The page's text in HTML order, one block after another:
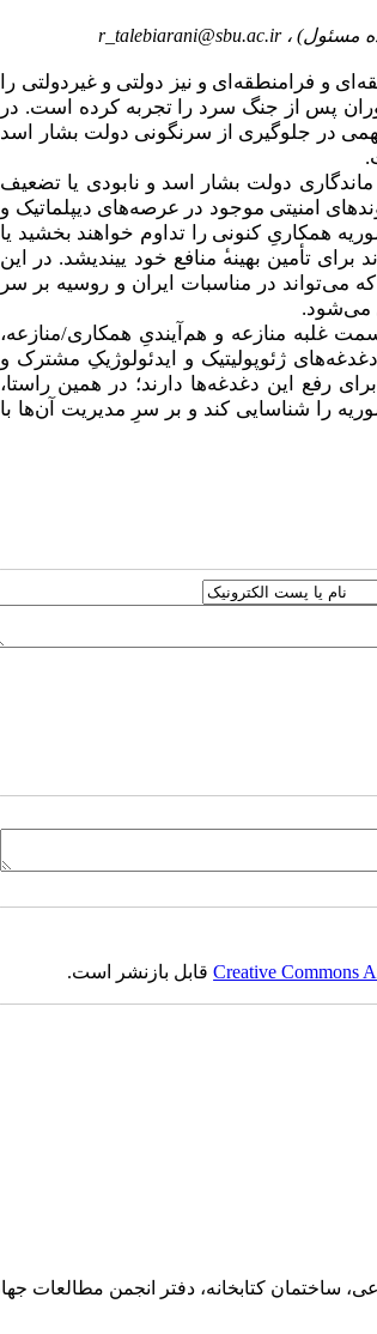
r_talebiarani@sbu.ac.ir
و فرامنطقه‌ای و نیز دولتی و غیردولتی را
پس از جنگ سرد را تجربه کرده است. در
در جلوگیری از سرنگونی دولت بشار اسد
ماندگاری دولت بشار اسد و نابودی یا تضعیف
امنیتی موجود در عرصه‌های دیپلماتیک و
همکاریِ کنونی را تداوم خواهند بخشید یا
تأمین بهینه منافع خود ییندیشد. در این
می‌تواند در مناسبات ایران و روسیه بر سر
می‌شود.
غلبه منازعه و هم‌آیندیِ همکاری/منازعه،
ژئوپولیتیک و ایدئولوژیکِ مشترک و
رفع این دغدغه‌ها دارند؛ در همین راستا،
را شناسایی کند و بر سرِ مدیریت آن‌ها با
Creative Commonsقابل بازنشر است.